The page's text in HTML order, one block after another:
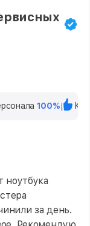
100%
за день.